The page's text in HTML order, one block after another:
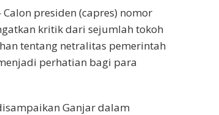
presiden (capres) nomor
kritik dari sejumlah tokoh
tentang netralitas pemerintah
perhatian bagi para
Ganjar dalam